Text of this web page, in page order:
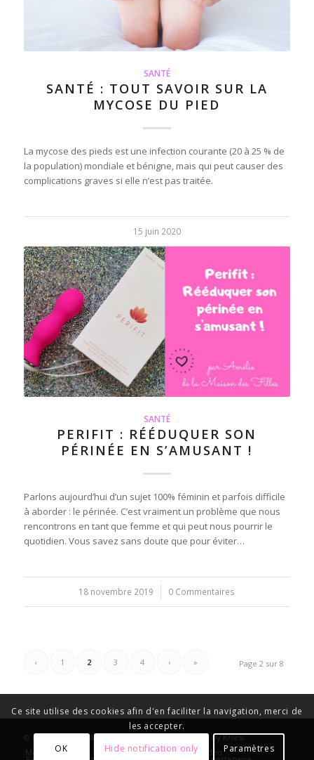
SANTÉ
SANTÉ : TOUT SAVOIR SUR LA
MYCOSE DU PIED
La mycose des pieds est une infection courante (20 à 25 % de
la population) mondiale et bénigne, mais qui peut causer des
complications graves si elle n’est pas traitée.
15 juin 2020
SANTÉ
PERIFIT : RÉÉDUQUER SON
PÉRINÉE EN S’AMUSANT !
Parlons aujourd’hui d’un sujet 100% féminin et parfois difficile
à aborder : le périnée. C’est vraiment un problème que nous
rencontrons en tant que femme et qui peut nous pourrir le
quotidien. Vous savez sans doute que pour éviter…
18 novembre 2019
/ 0 Commentaires
Page 2 sur 8
‹ 1 2 3 4 › »
© Copyright - La Maison des Filles
Enfold Theme by Kriesi
Mode / Beauté
Bien-être Bons Plans Video
Ce site utilise des cookies afin d'en faciliter la navigation, merci de
les accepter.
OK
Hide notification only Paramètres